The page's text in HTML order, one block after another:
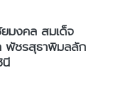
มงคล สมเด็จ
พัชรสุธาพิมลลัก